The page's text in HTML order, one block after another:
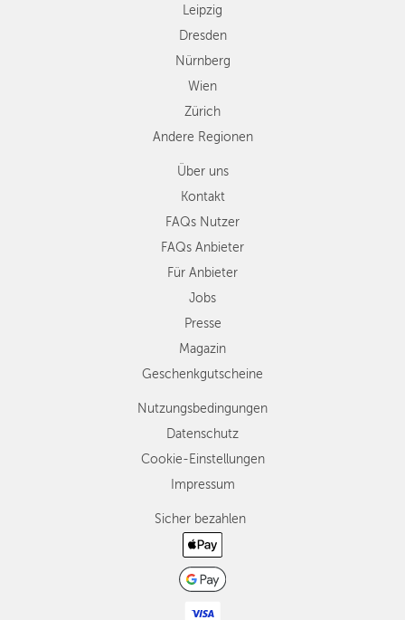
Leipzig
Dresden
Nürnberg
Wien
Zürich
Andere Regionen
Über uns
Kontakt
FAQs Nutzer
FAQs Anbieter
Für Anbieter
Jobs
Presse
Magazin
Geschenkgutscheine
Nutzungsbedingungen
Datenschutz
Cookie-Einstellungen
Impressum
Sicher bezahlen